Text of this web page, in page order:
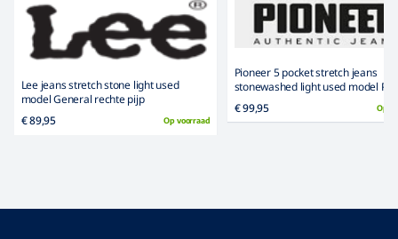
Lee jeans stretch stone light used
model General rechte pijp
€ 89,95
Op voorraad
Pioneer 5 pocket stretch jeans
stonewashed light used model
€ 99,95
Op